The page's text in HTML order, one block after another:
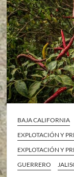
BAJA CALIFORNIA
EXPLOTACIÓN Y
EXPLOTACIÓN Y
GUERRERO